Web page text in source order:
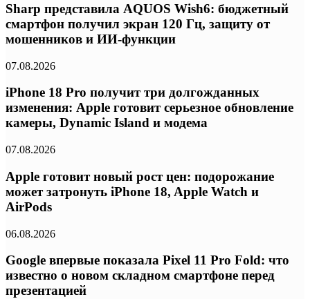
Sharp представила AQUOS Wish6: бюджетный
смартфон получил экран 120 Гц, защиту от
мошенников и ИИ-функции
07.08.2026
iPhone 18 Pro получит три долгожданных
изменения: Apple готовит серьезное обновление
камеры, Dynamic Island и модема
07.08.2026
Apple готовит новый рост цен: подорожание
может затронуть iPhone 18, Apple Watch и
AirPods
06.08.2026
Google впервые показала Pixel 11 Pro Fold: что
известно о новом складном смартфоне перед
презентацией